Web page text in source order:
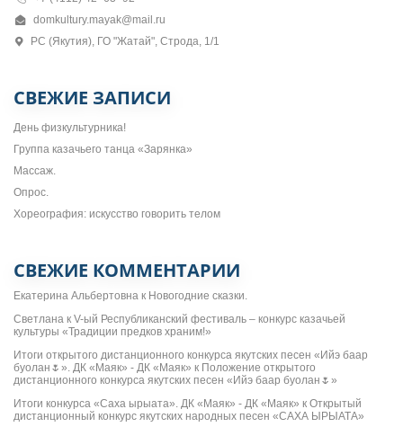
domkultury.mayak@mail.ru
РС (Якутия), ГО "Жатай", Строда, 1/1
СВЕЖИЕ ЗАПИСИ
День физкультурника!
Группа казачьего танца «Зарянка»
Массаж.
Опрос.
Хореография: искусство говорить телом
СВЕЖИЕ КОММЕНТАРИИ
Екатерина Альбертовна к Новогодние сказки.
Светлана к V-ый Республиканский фестиваль – конкурс казачьей
культуры «Традиции предков храним!»
Итоги открытого дистанционного конкурса якутских песен «Ийэ баар
буолан🌷». ДК «Маяк» - ДК «Маяк» к Положение открытого
дистанционного конкурса якутских песен «Ийэ баар буолан🌷»
Итоги конкурса «Саха ырыата». ДК «Маяк» - ДК «Маяк» к Открытый
дистанционный конкурс якутских народных песен «САХА ЫРЫАТА»